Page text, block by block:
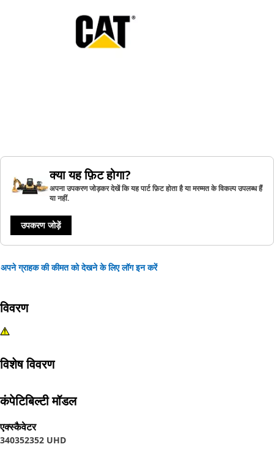
क्या यह फ़िट होगा?
अपना उपकरण जोड़कर देखें कि यह पार्ट फ़िट होता है या मरम्मत के विकल्प उपलब्ध हैं
या नहीं.
उपकरण जोड़ें
अपने ग्राहक की कीमत को देखने के लिए लॉग इन करें
विवरण
विशेष विवरण
कंपेटिबिल्टी मॉडल
एक्स्कैवेटर
340352352 UHD